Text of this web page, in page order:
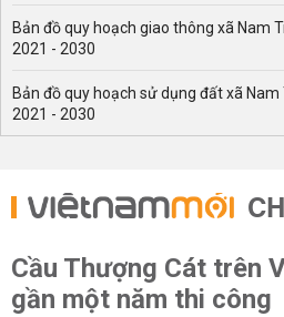
Bản đồ quy hoạch giao thông xã Nam
2021 - 2030
Bản đồ quy hoạch sử dụng đất xã
2021 - 2030
Cầu Thượng Cát trên
gần một năm thi công